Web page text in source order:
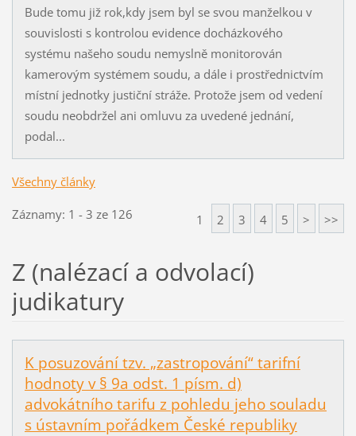
Bude tomu již rok,kdy jsem byl se svou manželkou v
souvislosti s kontrolou evidence docházkového
systému našeho soudu nemyslně monitorován
kamerovým systémem soudu, a dále i prostřednictvím
místní jednotky justiční stráže. Protože jsem od vedení
soudu neobdržel ani omluvu za uvedené jednání,
podal...
Všechny články
Záznamy: 1 - 3 ze 126 1 2 3 4 5 > >>
Z (nalézací a odvolací)
judikatury
K posuzování tzv. „zastropování“ tarifní
hodnoty v § 9a odst. 1 písm. d)
advokátního tarifu z pohledu jeho souladu
s ústavním pořádkem České republiky